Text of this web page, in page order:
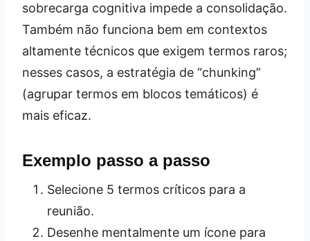
sobrecarga cognitiva impede a consolidação.
Também não funciona bem em contextos
altamente técnicos que exigem termos raros;
nesses casos, a estratégia de “chunking”
(agrupar termos em blocos temáticos) é
mais eficaz.
Exemplo passo a passo
Selecione 5 termos críticos para a
reunião.
Desenhe mentalmente um ícone para